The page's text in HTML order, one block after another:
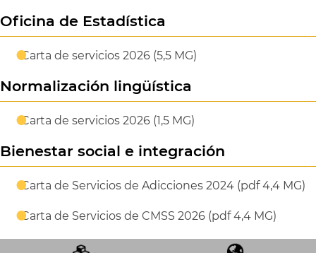
Oficina de Estadística
Carta de servicios 2026 (5,5 MG)
Normalización lingüística
Carta de servicios 2026 (1,5 MG)
Bienestar social e integración
Carta de Servicios de Adicciones 2024 (pdf 4,4 MG)
Carta de Servicios de CMSS 2026 (pdf 4,4 MG)